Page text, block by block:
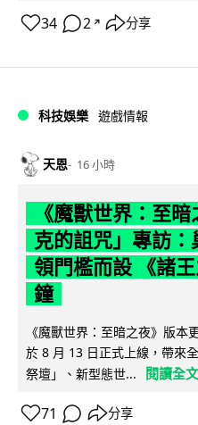
34 2 ↗ 分享
科技娛樂 遊戲情報
天恩 16 小時
《魔獸世界：至
克的詛咒」專訪
領門檻而設 《諸
鐘
《魔獸世界：至暗之夜》版
於 8 月 13 日正式上線，帶來
祭壇」、新型態世...
閱讀全文
71 分享